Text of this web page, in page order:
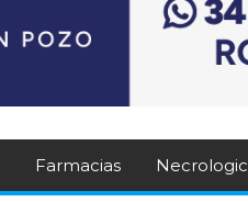
Farmacias